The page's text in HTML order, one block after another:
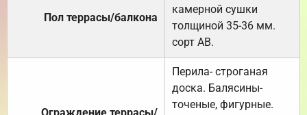
Пол террасы/балкона
камерной сушки
толщиной 35-36 мм.
сорт АВ.
Ограждение террасы/
Перила- строганая
доска. Балясины-
точеные, фигурные.